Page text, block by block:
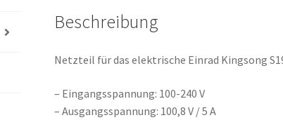
Beschreibung
Netzteil für das elektrische Einrad Kingsong
– Eingangsspannung: 100-240 V
– Ausgangsspannung: 100,8 V / 5 A